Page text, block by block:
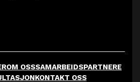
OM OSSSAMARBEIDSPARTNERE
KONTAKT OSS